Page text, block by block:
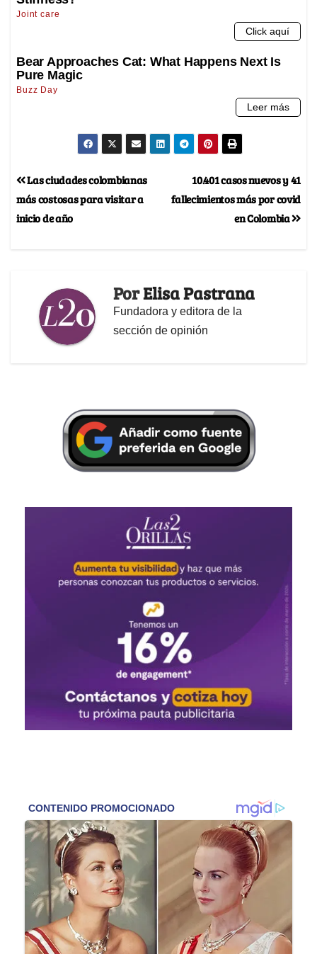
10.401 casos nuevos y 41
fallecimientos más por covid
en Colombia
Las ciudades colombianas
más costosas para visitar a
inicio de año
PorElisa Pastrana
Fundadora y editora de la
sección de opinión